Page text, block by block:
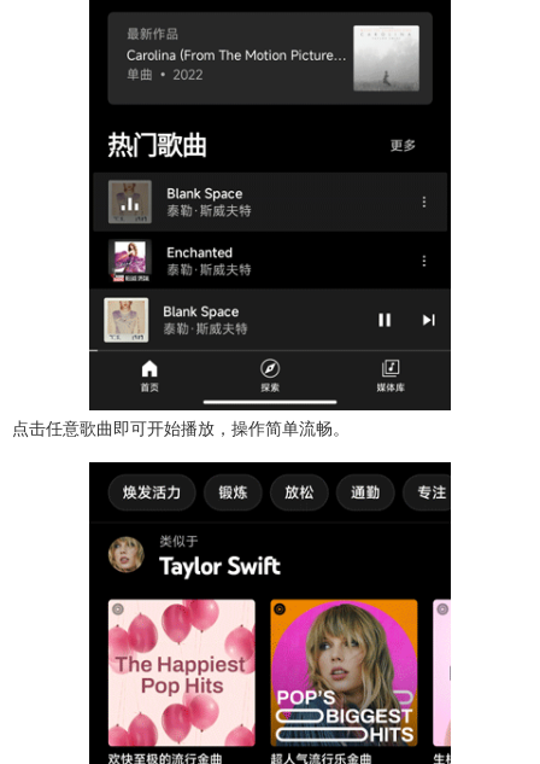
点击任意歌曲即可开始播放，操作简单流畅。